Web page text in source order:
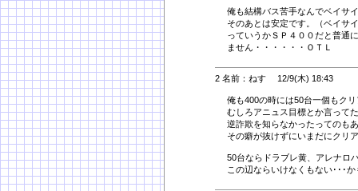
俺も結構バス苦手なんでベイサ
そのあとは安定です。（ベイサ
っていうかＳＰ４００だと普通
ません・・・・・・ＯＴＬ
2 名前：ねす 12/9(木) 18:43
俺も400の時には50台一個もク
むしろアニュス目標とか言って
逆詐欺を知らなかったってのも
その癖が抜けずにいまだにクリ
50台ならドラブレ黄、アレナロ
この辺ならいけなくもない･･･か